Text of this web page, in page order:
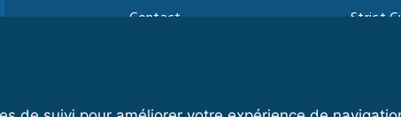
Contact
Strict